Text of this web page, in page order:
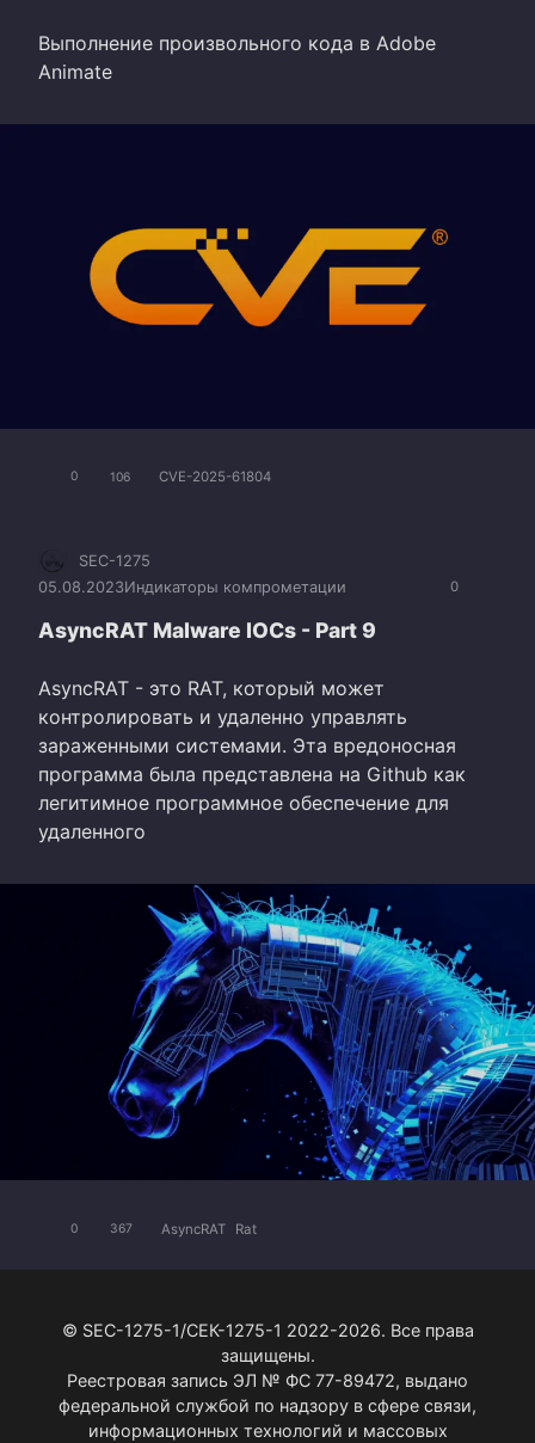
Выполнение произвольного кода в Adobe
Animate
0 106 CVE-2025-61804
0
SEC-1275
05.08.2023Индикаторы компрометации
AsyncRAT Malware IOCs - Part 9
AsyncRAT - это RAT, который может
контролировать и удаленно управлять
зараженными системами. Эта вредоносная
программа была представлена на Github как
легитимное программное обеспечение для
удаленного
0 367 AsyncRAT Rat
© SEC-1275-1/СЕК-1275-1 2022-2026. Все права
защищены.
Реестровая запись ЭЛ № ФС 77-89472, выдано
федеральной службой по надзору в сфере связи,
информационных технологий и массовых